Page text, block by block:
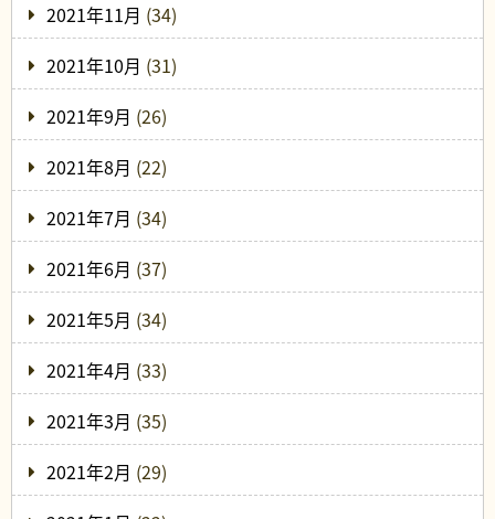
2021年11月 (34)
2021年10月 (31)
2021年9月 (26)
2021年8月 (22)
2021年7月 (34)
2021年6月 (37)
2021年5月 (34)
2021年4月 (33)
2021年3月 (35)
2021年2月 (29)